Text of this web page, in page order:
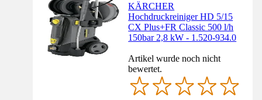
KÄRCHER
Hochdruckreiniger HD 5/15
CX Plus+FR Classic 500 l/h
150bar 2,8 kW - 1.520-934.0
Artikel wurde noch nicht
bewertet.